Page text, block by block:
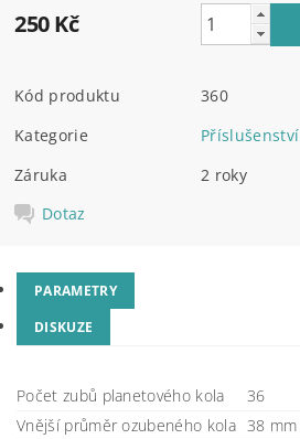
250 Kč
Kód produktu
360
Kategorie
Příslušenství
Záruka
2 roky
Dotaz
PARAMETRY
DISKUZE
Počet zubů planetového kola
36
Vnější průměr ozubeného kola 38 mm